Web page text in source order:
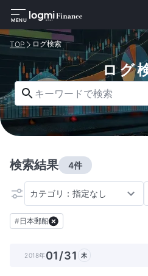
MENU
TOP ログ検索
ログ
検索結果 4件
カテゴリ：指定なし
# 日本郵船
2018年01/31 木